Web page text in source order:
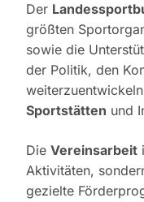
Der
größten
sowie die
der Politik, den
Sportstätten und
Die Vereinsarbeit
Aktivitäten,
gezielte